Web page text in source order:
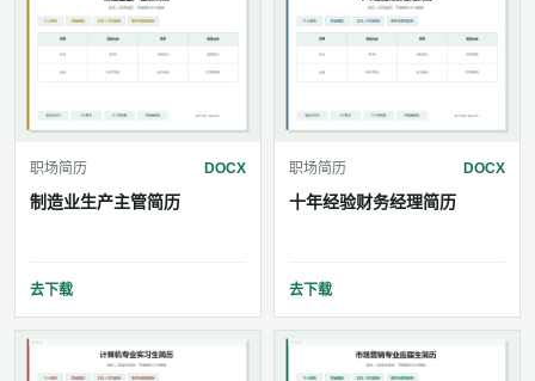
职场简历 DOCX
制造业生产主管简历
去下载
职场简历 DOCX
十年经验财务经理简历
去下载